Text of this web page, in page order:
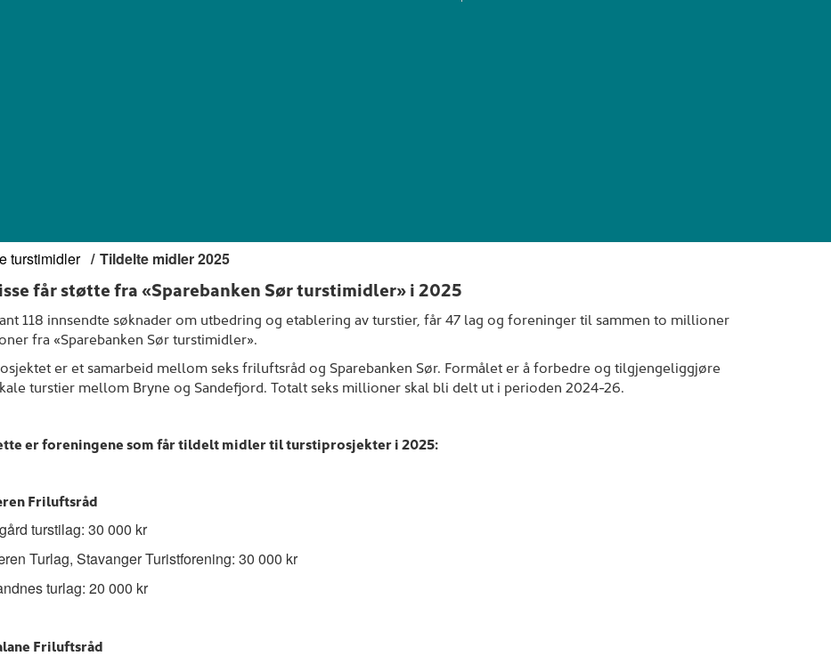
turstimidler
Tildelte midler 2025
får støtte fra «Sparebanken Sør turstimidler» i 2025
118 innsendte søknader om utbedring og etablering av turstier, får 47 lag og foreninger til sammen to millioner
fra «Sparebanken Sør turstimidler».
er et samarbeid mellom seks friluftsråd og Sparebanken Sør. Formålet er å forbedre og tilgjengeliggjøre
turstier mellom Bryne og Sandefjord. Totalt seks millioner skal bli delt ut i perioden 2024-26.
er foreningene som får tildelt midler til turstiprosjekter i 2025:
Friluftsråd
turstilag: 30 000 kr
Turlag, Stavanger Turistforening: 30 000 kr
turlag: 20 000 kr
Friluftsråd